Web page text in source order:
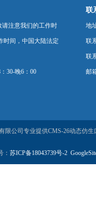
注意我们的工作时
时间，中国大陆法定
30-晚6：00
联
地
联
联
邮
限公司专业提供CMS-26动态仿
： 苏ICP备18043739号-2